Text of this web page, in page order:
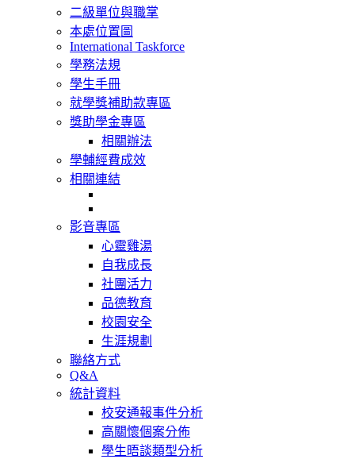
二級單位與職掌
本處位置圖
International Taskforce
學務法規
學生手冊
就學獎補助款專區
獎助學金專區
相關辦法
學輔經費成效
相關連結
影音專區
心靈雞湯
自我成長
社團活力
品德教育
校園安全
生涯規劃
聯絡方式
Q&A
統計資料
校安通報事件分析
高關懷個案分佈
學生晤談類型分析